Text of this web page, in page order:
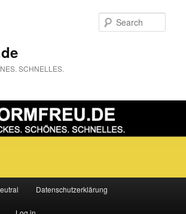
SCHNELLES.
Datenschutzerklärung